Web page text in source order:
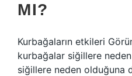
MI?
Kurbağaların etkileri
kurbağalar siğillere
siğillere neden olduğuna